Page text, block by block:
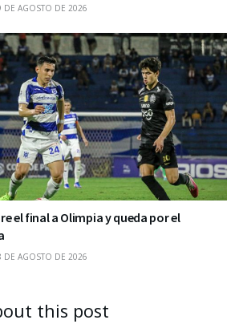
DE AGOSTO DE 2026
el final a Olimpia y queda por el
DE AGOSTO DE 2026
this post